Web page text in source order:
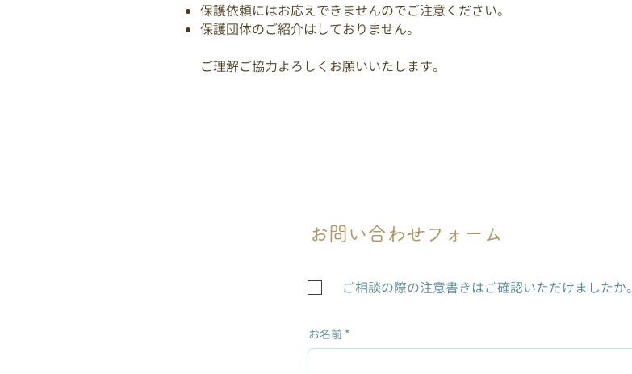
保護依頼にはお応えできませんのでご注意ください。
保護団体のご紹介はしておりません。
ご理解ご協力よろしくお願いいたします。
お問い合わせフォーム
ご相談の際の注意書きはご確認いただけましたか。
お名前